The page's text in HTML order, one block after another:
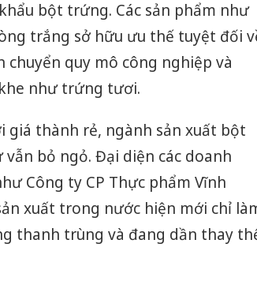
bột trứng. Các sản phẩm như
trắng sở hữu ưu thế tuyệt đối
quy mô công nghiệp và
như trứng tươi.
thành rẻ, ngành sản xuất bột
bỏ ngỏ. Đại diện các doanh
Công ty CP Thực phẩm Vĩnh
xuất trong nước hiện mới chỉ
thanh trùng và đang dần thay
Cà
công
sản
kinh